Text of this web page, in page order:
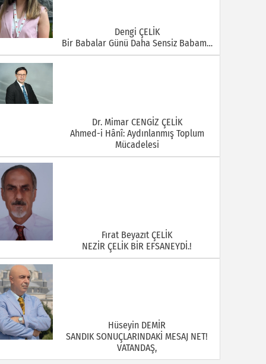
Dengi ÇELİK
Bir Babalar Günü Daha Sensiz Babam…
Dr. Mimar CENGİZ ÇELİK
Ahmed-i Hânî: Aydınlanmış Toplum
Mücadelesi
Fırat Beyazıt ÇELİK
NEZİR ÇELİK BİR EFSANEYDİ.!
Hüseyin DEMİR
SANDIK SONUÇLARINDAKİ MESAJ NET!
VATANDAŞ,